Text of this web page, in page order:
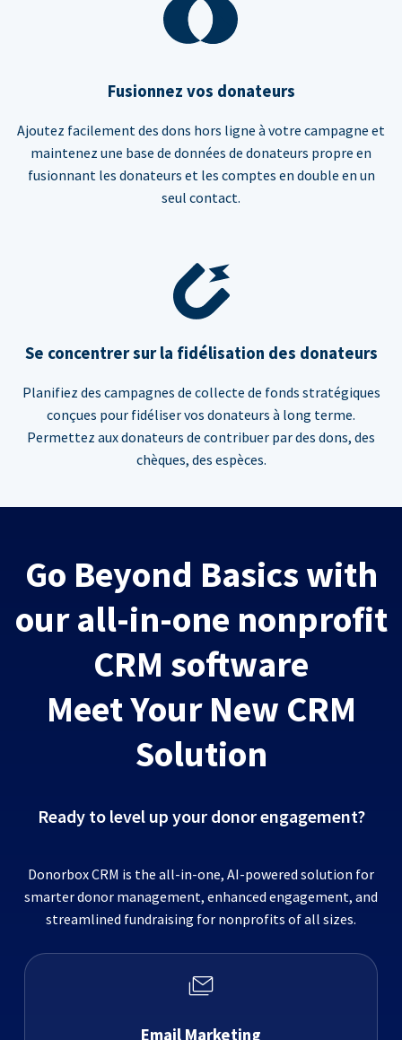
Fusionnez vos donateurs
Ajoutez facilement des dons hors ligne à votre campagne et
maintenez une base de données de donateurs propre en
fusionnant les donateurs et les comptes en double en un
seul contact.
Se concentrer sur la fidélisation des donateurs
Planifiez des campagnes de collecte de fonds stratégiques
conçues pour fidéliser vos donateurs à long terme.
Permettez aux donateurs de contribuer par des dons, des
chèques, des espèces.
Go Beyond Basics with
our all-in-one nonprofit
CRM software
Meet Your New CRM
Solution
Ready to level up your donor engagement?
Donorbox CRM is the all-in-one, AI-powered solution for
smarter donor management, enhanced engagement, and
streamlined fundraising for nonprofits of all sizes.
Email Marketing